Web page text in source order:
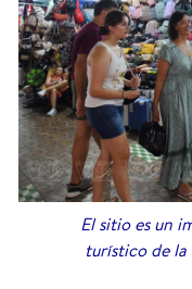
El sitio es un
turístico de